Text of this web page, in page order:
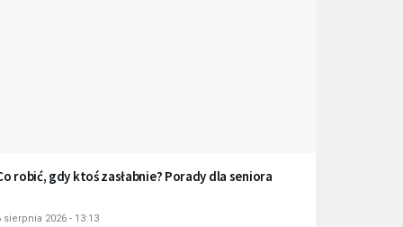
robić, gdy ktoś zasłabnie? Porady dla seniora
sierpnia 2026 - 13:13